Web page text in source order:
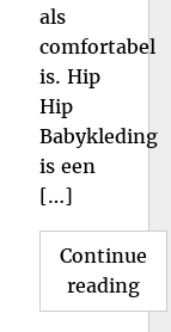
als
comfortabel
is. Hip
Hip
Babykleding
is een
[…]
Continue
reading
de